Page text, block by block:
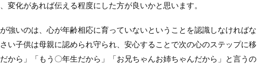
変化があれば伝える程度にした方が良いかと思います。
強いのは、心が年齢相応に育っていないということを認識しなければな
い子供は母親に認められ守られ、安心することで次の心のステップに移
から」「もう〇年生だから」「お兄ちゃんお姉ちゃんだから」と言うの